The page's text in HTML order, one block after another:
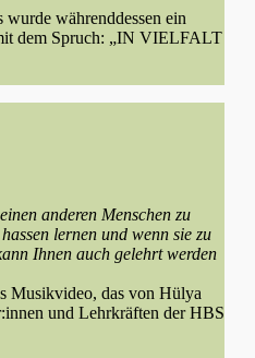
wurde währenddessen ein
dem Spruch: „IN VIELFALT
anderen Menschen zu
lernen und wenn sie zu
Ihnen auch gelehrt werden
Musikvideo, das von Hülya
und Lehrkräften der HBS